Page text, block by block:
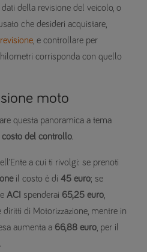
della revisione del veicolo, o
che desideri acquistare,
, e controllare per
corrisponda con quello
moto
questa panoramica a tema
costo del controllo.
a cui ti rivolgi: se prenoti
il costo è di 45 euro; se
ACI spenderai 65,25 euro
di Motorizzazione, mentre in
aumenta a 66,88 euro , per il